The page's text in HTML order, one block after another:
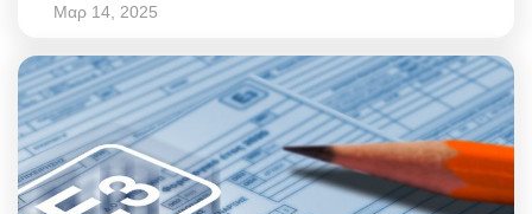
Μαρ 14, 2025